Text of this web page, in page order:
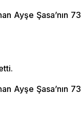
Ayşe Şasa’nın 73
Ayşe Şasa’nın 73